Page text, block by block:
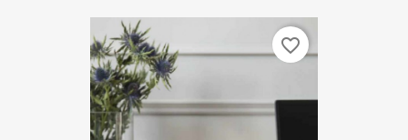
favorite_border